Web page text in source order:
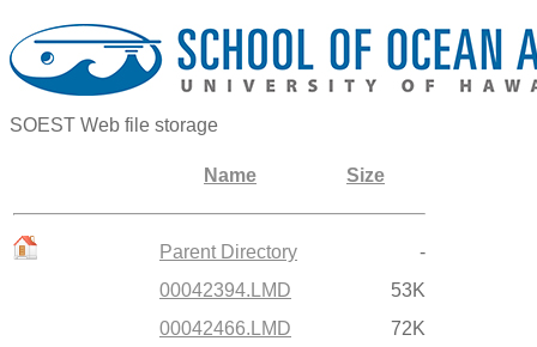
SOEST Web file storage
Name Size
Parent Directory
-
00042394.LMD
53K
00042466.LMD
72K